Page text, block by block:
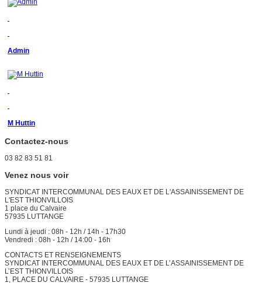
Admin
M Huttin
Contactez-nous
03 82 83 51 81
Venez nous voir
SYNDICAT INTERCOMMUNAL DES EAUX ET DE L'ASSAINISSEMENT DE
L'EST THIONVILLOIS
1 place du Calvaire
57935 LUTTANGE
Lundi à jeudi : 08h - 12h / 14h - 17h30
Vendredi : 08h - 12h / 14:00 - 16h
CONTACTS ET RENSEIGNEMENTS
SYNDICAT INTERCOMMUNAL DES EAUX ET DE L’ASSAINISSEMENT DE
L’EST THIONVILLOIS
1, PLACE DU CALVAIRE - 57935 LUTTANGE